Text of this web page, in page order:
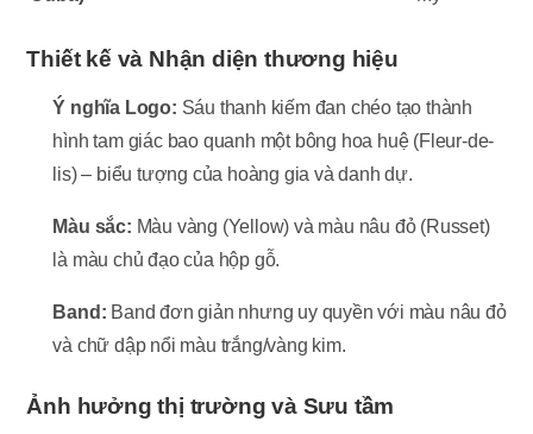
Thiết kế và Nhận diện thương hiệu
Ý nghĩa Logo: Sáu thanh kiếm đan chéo tạo thành
hình tam giác bao quanh một bông hoa huệ (Fleur-de-
lis) – biểu tượng của hoàng gia và danh dự.
Màu sắc: Màu vàng (Yellow) và màu nâu đỏ (Russet)
là màu chủ đạo của hộp gỗ.
Band: Band đơn giản nhưng uy quyền với màu nâu đỏ
và chữ dập nổi màu trắng/vàng kim.
Ảnh hưởng thị trường và Sưu tầm